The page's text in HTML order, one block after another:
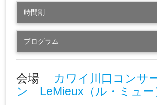
時間割
プログラム
会場
カワイ川口コンサ
ン LeMieux（ル・ミュー